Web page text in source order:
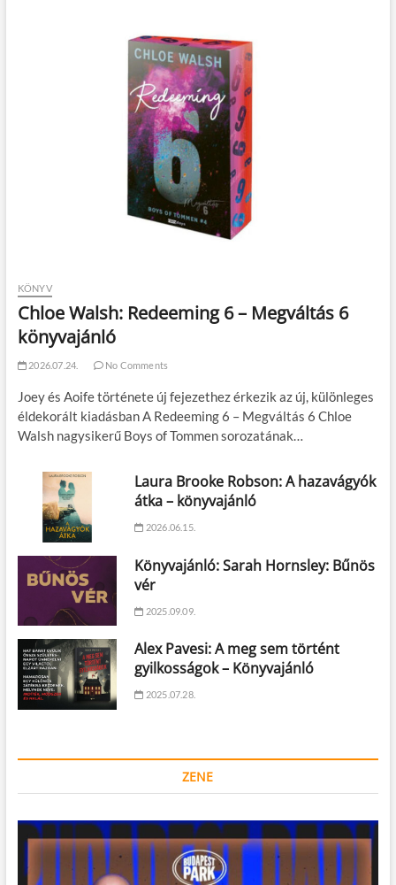
KÖNYV
Chloe Walsh: Redeeming 6 – Megváltás 6
könyvajánló
2026.07.24. No Comments
Joey és Aoife története új fejezethez érkezik az új, különleges
éldekorált kiadásban A Redeeming 6 – Megváltás 6 Chloe
Walsh nagysikerű Boys of Tommen sorozatának…
Laura Brooke Robson: A hazavágyók
átka – könyvajánló
2026.06.15.
Könyvajánló: Sarah Hornsley: Bűnös
vér
2025.09.09.
Alex Pavesi: A meg sem történt
gyilkosságok – Könyvajánló
2025.07.28.
ZENE